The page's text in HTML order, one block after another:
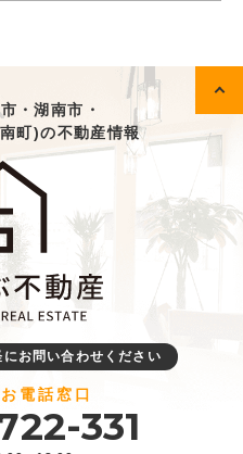
・湖南市・
町)の不動産情報
お問い合わせください
電話窓口
331